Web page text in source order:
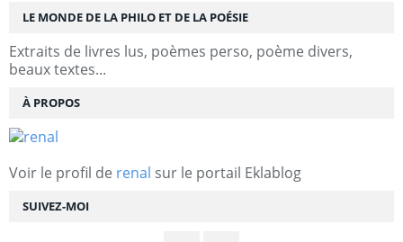
SUIVEZ-MOI
LE MONDE DE LA PHILO ET DE LA POÉSIE
Extraits de livres lus, poèmes perso, poème divers,
beaux textes...
À PROPOS
Voir le profil de renal sur le portail Eklablog